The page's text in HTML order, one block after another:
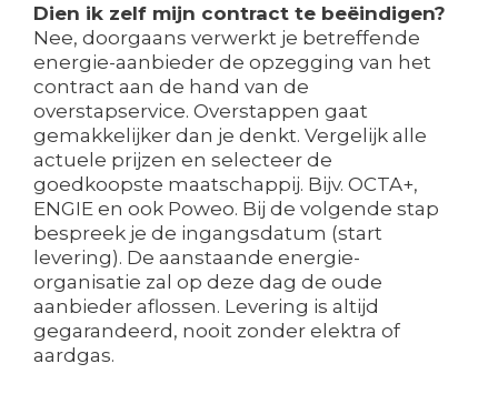
Dien ik zelf mijn contract te beëindigen?
Nee, doorgaans verwerkt je betreffende
energie-aanbieder de opzegging van het
contract aan de hand van de
overstapservice. Overstappen gaat
gemakkelijker dan je denkt. Vergelijk alle
actuele prijzen en selecteer de
goedkoopste maatschappij. Bijv. OCTA+,
ENGIE en ook Poweo. Bij de volgende stap
bespreek je de ingangsdatum (start
levering). De aanstaande energie-
organisatie zal op deze dag de oude
aanbieder aflossen. Levering is altijd
gegarandeerd, nooit zonder elektra of
aardgas.